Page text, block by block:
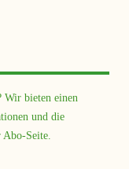
Wir bieten einen
und die
Seite.